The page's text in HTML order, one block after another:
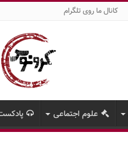
کانال ما روی تلگرام
علوم اجتماعی